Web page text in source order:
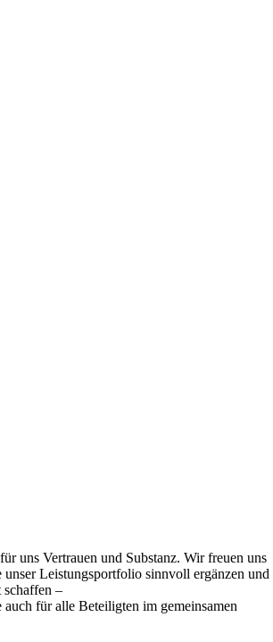
uns Vertrauen und Substanz. Wir freuen uns
Leistungsportfolio sinnvoll ergänzen und
–
für alle Beteiligten im gemeinsamen